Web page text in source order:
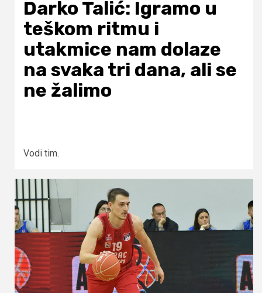
Darko Talić: Igramo u
teškom ritmu i
utakmice nam dolaze
na svaka tri dana, ali se
ne žalimo
Vodi tim.